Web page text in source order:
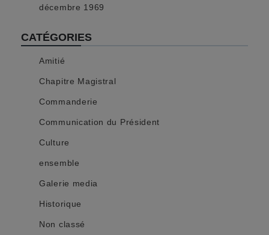
décembre 1969
CATÉGORIES
Amitié
Chapitre Magistral
Commanderie
Communication du Président
Culture
ensemble
Galerie media
Historique
Non classé